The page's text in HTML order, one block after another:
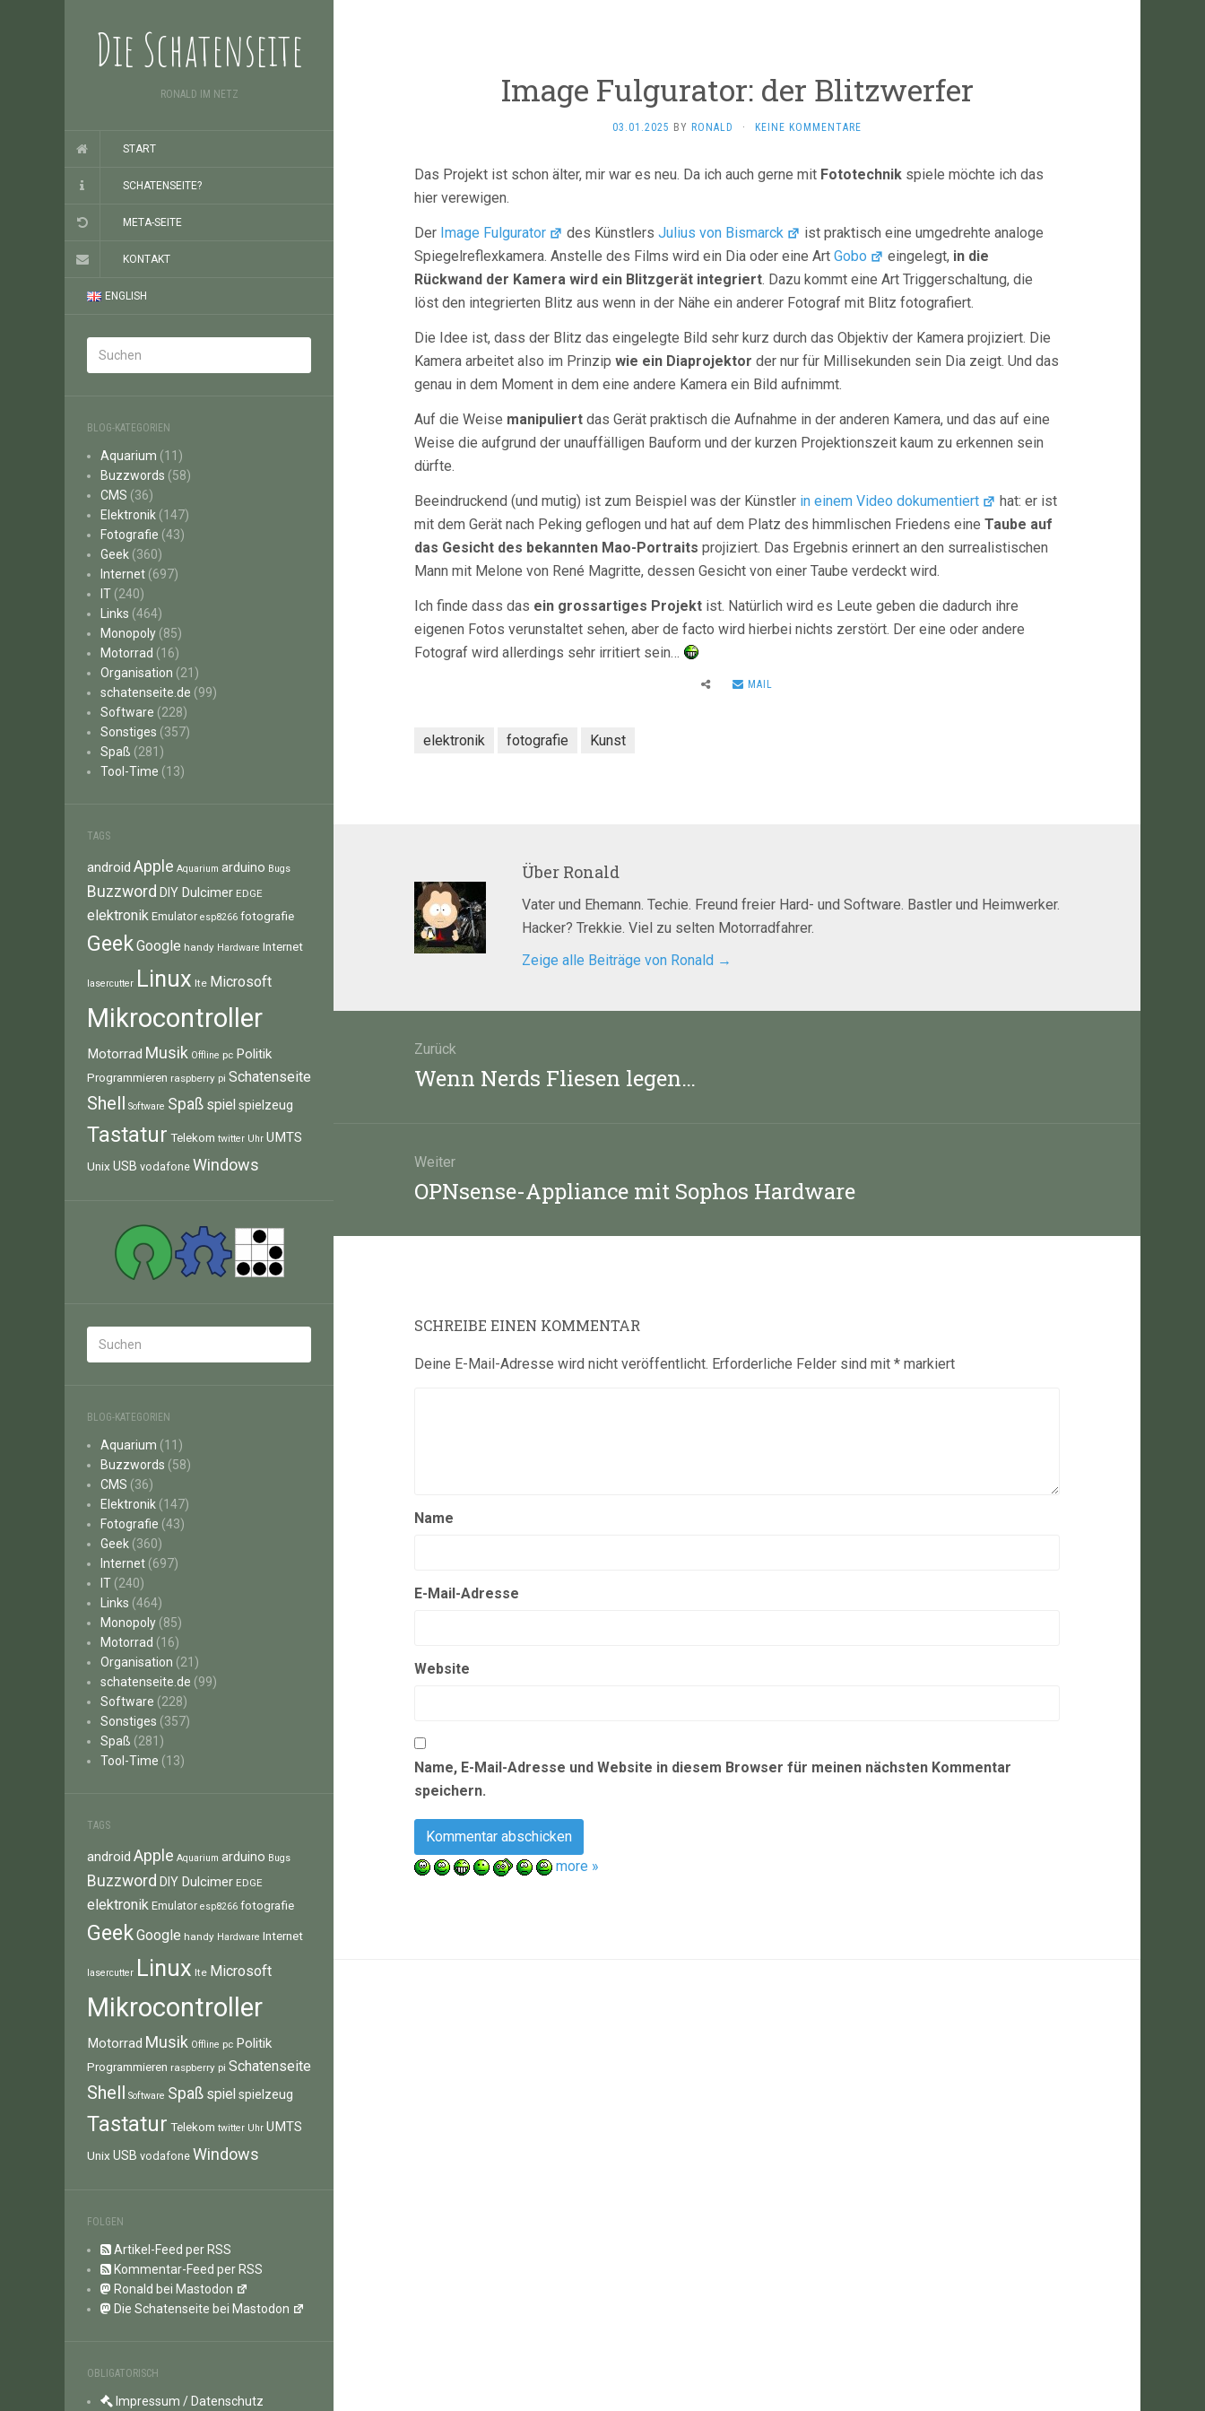
Die Schatenseite
RONALD IM NETZ
START
SCHATENSEITE?
META-SEITE
KONTAKT
ENGLISH
BLOG-KATEGORIEN
Aquarium (11)
Buzzwords (58)
CMS (36)
Elektronik (147)
Fotografie (43)
Geek (360)
Internet (697)
IT (240)
Links (464)
Monopoly (85)
Motorrad (16)
Organisation (21)
schatenseite.de (99)
Software (228)
Sonstiges (357)
Spaß (281)
Tool-Time (13)
TAGS
android Apple Aquarium arduino Bugs
Buzzword DIY Dulcimer EDGE
elektronik Emulator esp8266 fotografie
GeekGoogle handy Hardware Internet
lasercutter Linux lte Microsoft
Mikrocontroller
Motorrad Musik Offline pc Politik
Programmieren raspberry pi Schatenseite
Shell Software Spaß spiel spielzeug
Tastatur Telekom twitter Uhr UMTS
Unix USB vodafone Windows
BLOG-KATEGORIEN
Aquarium (11)
Buzzwords (58)
CMS (36)
Elektronik (147)
Fotografie (43)
Geek (360)
Internet (697)
IT (240)
Links (464)
Monopoly (85)
Motorrad (16)
Organisation (21)
schatenseite.de (99)
Software (228)
Sonstiges (357)
Spaß (281)
Tool-Time (13)
TAGS
android Apple Aquarium arduino Bugs
Buzzword DIY Dulcimer EDGE
elektronik Emulator esp8266 fotografie
GeekGoogle handy Hardware Internet
lasercutter Linux lte Microsoft
Mikrocontroller
Motorrad Musik Offline pc Politik
Programmieren raspberry pi Schatenseite
Shell Software Spaß spiel spielzeug
Tastatur Telekom twitter Uhr UMTS
Unix USB vodafone Windows
FOLGEN
Artikel-Feed per RSS
Kommentar-Feed per RSS
Ronald bei Mastodon
Die Schatenseite bei Mastodon
OBLIGATORISCH
Impressum / Datenschutz
Image Fulgurator: der Blitzwerfer
03.01.2025 BY RONALD · KEINE KOMMENTARE
Das Projekt ist schon älter, mir war es neu. Da ich auch gerne mit Fototechnik spiele möchte ich das
hier verewigen.
Der Image Fulgurator des KünstlersJulius von Bismarck
ist praktisch eine umgedrehte analoge
Spiegelreflexkamera. Anstelle des Films wird ein Dia oder eine Art Gobo eingelegt, in die
Rückwand der Kamera wird ein Blitzgerät integriert. Dazu kommt eine Art Triggerschaltung, die
löst den integrierten Blitz aus wenn in der Nähe ein anderer Fotograf mit Blitz fotografiert.
Die Idee ist, dass der Blitz das eingelegte Bild sehr kurz durch das Objektiv der Kamera projiziert. Die
Kamera arbeitet also im Prinzip wie ein Diaprojektor der nur für Millisekunden sein Dia zeigt. Und das
genau in dem Moment in dem eine andere Kamera ein Bild aufnimmt.
Auf die Weise manipuliert das Gerät praktisch die Aufnahme in der anderen Kamera, und das auf eine
Weise die aufgrund der unauffälligen Bauform und der kurzen Projektionszeit kaum zu erkennen sein
dürfte.
Beeindruckend (und mutig) ist zum Beispiel was der Künstler in einem Video dokumentiert
hat: er ist
mit dem Gerät nach Peking geflogen und hat auf dem Platz des himmlischen Friedens eine Taube auf
das Gesicht des bekannten Mao-Portraits projiziert. Das Ergebnis erinnert an den surrealistischen
Mann mit Melone von René Magritte, dessen Gesicht von einer Taube verdeckt wird.
Ich finde dass das ein grossartiges Projekt ist. Natürlich wird es Leute geben die dadurch ihre
eigenen Fotos verunstaltet sehen, aber de facto wird hierbei nichts zerstört. Der eine oder andere
Fotograf wird allerdings sehr irritiert sein…
MAIL
elektronik fotografie Kunst
Über Ronald
Vater und Ehemann. Techie. Freund freier Hard- und Software. Bastler und Heimwerker.
Hacker? Trekkie. Viel zu selten Motorradfahrer.
Zeige alle Beiträge von Ronald →
Zurück
Vorheriger
Wenn Nerds Fliesen legen…
Weiter
Nächster
OPNsense-Appliance mit Sophos Hardware
SCHREIBE EINEN KOMMENTAR
Deine E-Mail-Adresse wird nicht veröffentlicht. Erforderliche Felder sind mit * markiert
Name
E-Mail-Adresse
Website
Name, E-Mail-Adresse und Website in diesem Browser für meinen nächsten Kommentar
speichern.
more »